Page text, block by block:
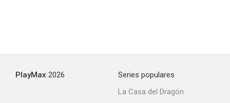
PlayMax 2026
Series populares
La Casa del Dragón